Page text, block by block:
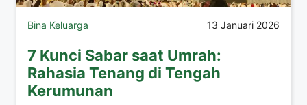
Bina Keluarga 13 Januari 2026
7 Kunci Sabar saat Umrah:
Rahasia Tenang di Tengah
Kerumunan